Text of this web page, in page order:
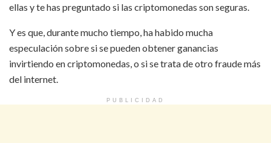
ellas y te has preguntado si las criptomonedas son seguras.
Y es que, durante mucho tiempo, ha habido mucha
especulación sobre si se pueden obtener ganancias
invirtiendo en criptomonedas, o si se trata de otro fraude más
del internet.
PUBLICIDAD